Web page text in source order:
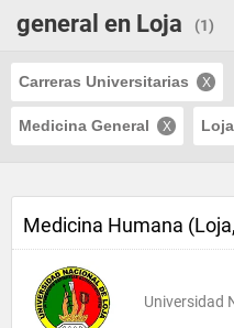
general en Loja
(1)
Carreras Universitarias
Medicina General Loja
Medicina Humana
Universidad